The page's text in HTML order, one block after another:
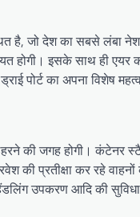
है, जो देश का सबसे लंबा
इसके साथ ही एयर
पोर्ट का अपना विशेष
की जगह होगी। कंटेनर
प्रतीक्षा कर रहे वाहनों के
उपकरण आदि की सुविधा